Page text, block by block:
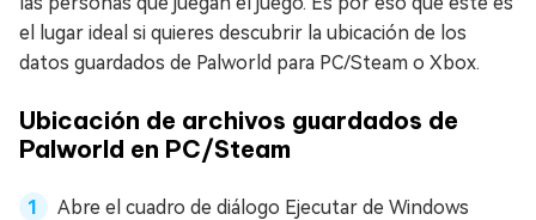
el lugar ideal si quieres descubrir la ubicación de los
datos guardados de Palworld para PC/Steam o Xbox.
Ubicación de archivos guardados de
Palworld en PC/Steam
Abre el cuadro de diálogo Ejecutar de Windows